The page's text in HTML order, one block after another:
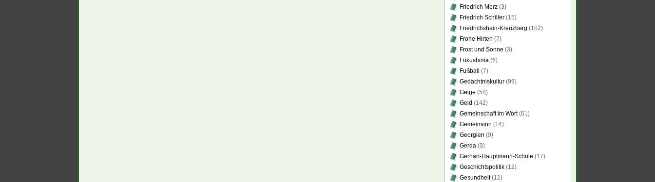
Friedrich Merz (3)
Friedrich Schiller (15)
Friedrichshain-Kreuzberg (182)
Frohe Hirten (7)
Frost und Sonne (3)
Fukushima (6)
Fußball
(7)
Gedächtniskultur (99)
Geige (58)
Geld (142)
Gemeinschaft im Wort(61)
Gemeinsinn (14)
Georgien (9)
Gerda (3)
Gerhart-Hauptmann-Schule (17)
Geschichtspolitik (12)
Gesundheit(12)